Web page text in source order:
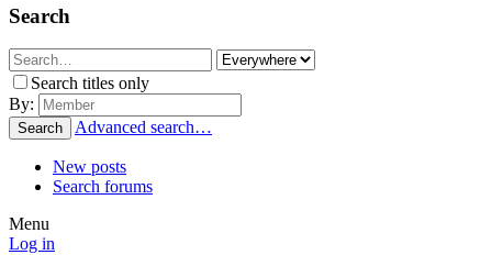
Search
Search titles only
By:
Search Advanced search…
New posts
Search forums
Menu
Log in